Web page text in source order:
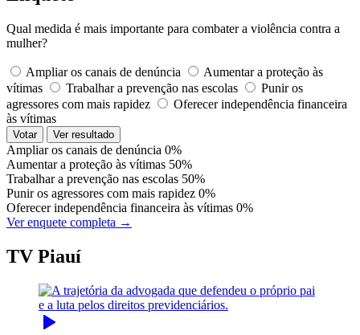
Qual medida é mais importante para combater a violência contra a
mulher?
Ampliar os canais de denúncia
Aumentar a proteção às
vítimas
Trabalhar a prevenção nas escolas
Punir os
agressores com mais rapidez
Oferecer independência financeira
às vítimas
Votar Ver resultado
Ampliar os canais de denúncia 0%
Aumentar a proteção às vítimas 50%
Trabalhar a prevenção nas escolas 50%
Punir os agressores com mais rapidez 0%
Oferecer independência financeira às vítimas 0%
Ver enquete completa →
TV Piauí